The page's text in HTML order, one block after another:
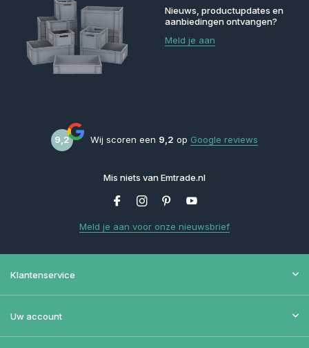
Nieuws, productupdates en
aanbiedingen ontvangen?
Meld je aan
9,2 Wij scoren een 9,2 op Google reviews
Mis niets van Emtrade.nl
Meld je aan voor onze nieuwsbrief
Klantenservice
Uw account